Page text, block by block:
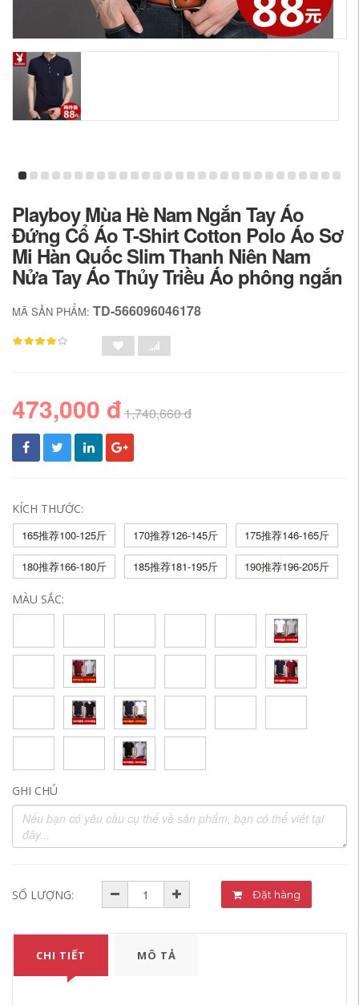
Playboy Mùa Hè Nam Ngắn Tay Áo
Đứng Cổ Áo T-Shirt Cotton Polo Áo Sơ
Mi Hàn Quốc Slim Thanh Niên Nam
Nửa Tay Áo Thủy Triều Áo phông ngắn
MÃ SẢN PHẨM: TD-566096046178
473,000 đ1,740,660 đ
KÍCH THƯỚC:
165推荐100-125斤
170推荐126-145斤 175推荐146-165斤
180推荐166-180斤 185推荐181-195斤 190推荐196-205斤
MÀU SẮC:
GHI CHÚ
SỐ LƯỢNG: Đặt hàng
CHI TIẾT MÔ TẢ